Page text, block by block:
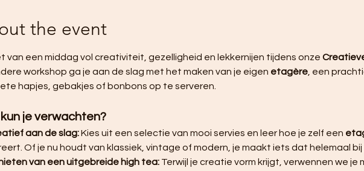
the event
van een middag vol creativiteit, gezelligheid en lekkernijen tijdens onze
workshop ga je aan de slag met het maken van je eigen etagère, een
hapjes, gebakjes of bonbons op te serveren.
je verwachten?
aan de slag: Kies uit een selectie van mooi servies en leer hoe je zelf een
Of je nu houdt van klassiek, vintage of modern, je maakt iets dat helemaal bij
van een uitgebreide high tea: Terwijl je creatie vorm krijgt, verwennen we je